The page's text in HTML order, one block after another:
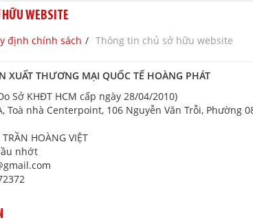
HỮU WEBSITE
định chính sách Thông tin chủ sở hữu website
XUẤT THƯƠNG MẠI QUỐC TẾ HOÀNG PHÁT
Sở KHĐT HCM cấp ngày 28/04/2010)
Toà nhà Centerpoint, 106 Nguyễn Văn Trỗi, Phường
HOÀNG VIỆT
nhớt